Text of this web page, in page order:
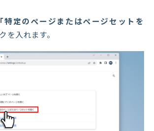
「特定のページまたはページセットを
を入れます。